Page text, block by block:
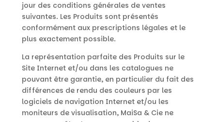
jour des conditions générales de ventes
suivantes. Les Produits sont présentés
conformément aux prescriptions légales et le
plus exactement possible.
La représentation parfaite des Produits sur le
Site Internet et/ou dans les catalogues ne
pouvant être garantie, en particulier du fait des
différences de rendu des couleurs par les
logiciels de navigation Internet et/ou les
moniteurs de visualisation, MaiSa & Cie ne